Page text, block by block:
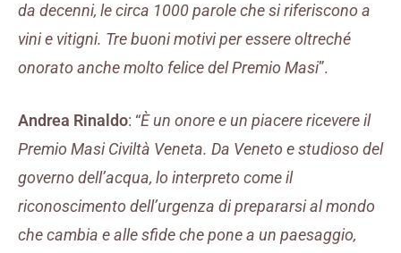
da decenni, le circa 1000 parole che si riferiscono a
vini e vitigni. Tre buoni motivi per essere oltreché
onorato anche molto felice del Premio Masi”.
Andrea Rinaldo: “È un onore e un piacere ricevere il
Premio Masi Civiltà Veneta. Da Veneto e studioso del
governo dell’acqua, lo interpreto come il
riconoscimento dell’urgenza di prepararsi al mondo
che cambia e alle sfide che pone a un paesaggio,